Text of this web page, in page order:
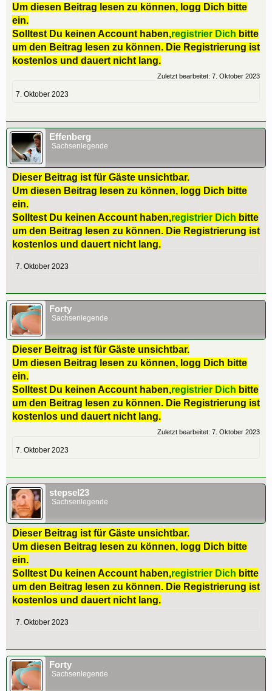
Um diesen Beitrag lesen zu können, logg Dich bitte
ein.
Solltest Du keinen Account haben,registrier Dich bitte
um den Beitrag lesen zu können. Die Registrierung ist
kostenlos und dauert nicht lang.
Zuletzt bearbeitet: 7. Oktober 2023
7. Oktober 2023
Effenberg
Sachsenlegende
Dieser Beitrag ist für Gäste unsichtbar.
Um diesen Beitrag lesen zu können, logg Dich bitte
ein.
Solltest Du keinen Account haben,registrier Dich bitte
um den Beitrag lesen zu können. Die Registrierung ist
kostenlos und dauert nicht lang.
7. Oktober 2023
Forty
Sachsenlegende
Dieser Beitrag ist für Gäste unsichtbar.
Um diesen Beitrag lesen zu können, logg Dich bitte
ein.
Solltest Du keinen Account haben,registrier Dich bitte
um den Beitrag lesen zu können. Die Registrierung ist
kostenlos und dauert nicht lang.
Zuletzt bearbeitet: 7. Oktober 2023
7. Oktober 2023
stepsel23
Sachsenlegende
Dieser Beitrag ist für Gäste unsichtbar.
Um diesen Beitrag lesen zu können, logg Dich bitte
ein.
Solltest Du keinen Account haben,registrier Dich bitte
um den Beitrag lesen zu können. Die Registrierung ist
kostenlos und dauert nicht lang.
7. Oktober 2023
Forty
Sachsenlegende